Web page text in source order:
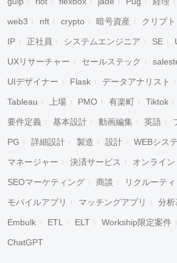
web3 nft crypto 暗号資産 クリプト
IP 正社員 システムエンジニア SE
UXリサーチャー セールステック
UIデザイナー Flask データアナリスト
Tableau 上場 PMO 有楽町 Tiktok
要件定義 基本設計 動画編集 英語
PG 詳細設計 製造 設計 WEBシス
マネージャー 決済サービス オンライン
SEOマーケティング 商談 リクルーテ
モバイルアプリ マッチングアプリ 分析
Embulk ETL ELT Workship限定案件
ChatGPT